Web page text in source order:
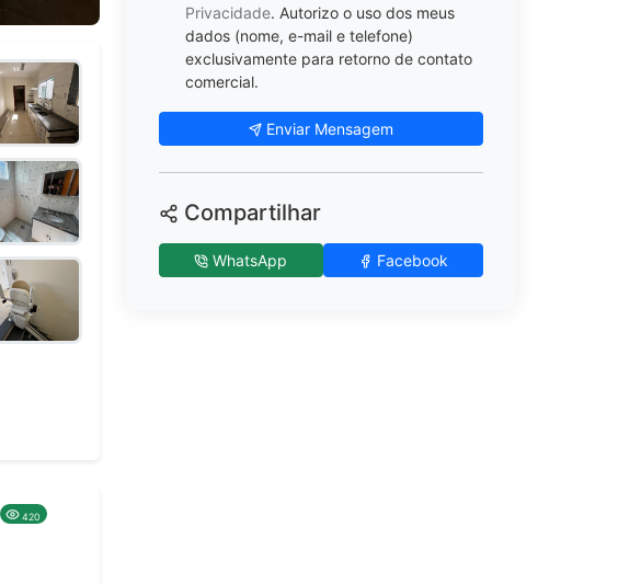
420
Privacidade. Autorizo o uso dos meus
dados (nome, e-mail e telefone)
exclusivamente para retorno de contato
comercial.
Enviar Mensagem
Compartilhar
WhatsApp Facebook